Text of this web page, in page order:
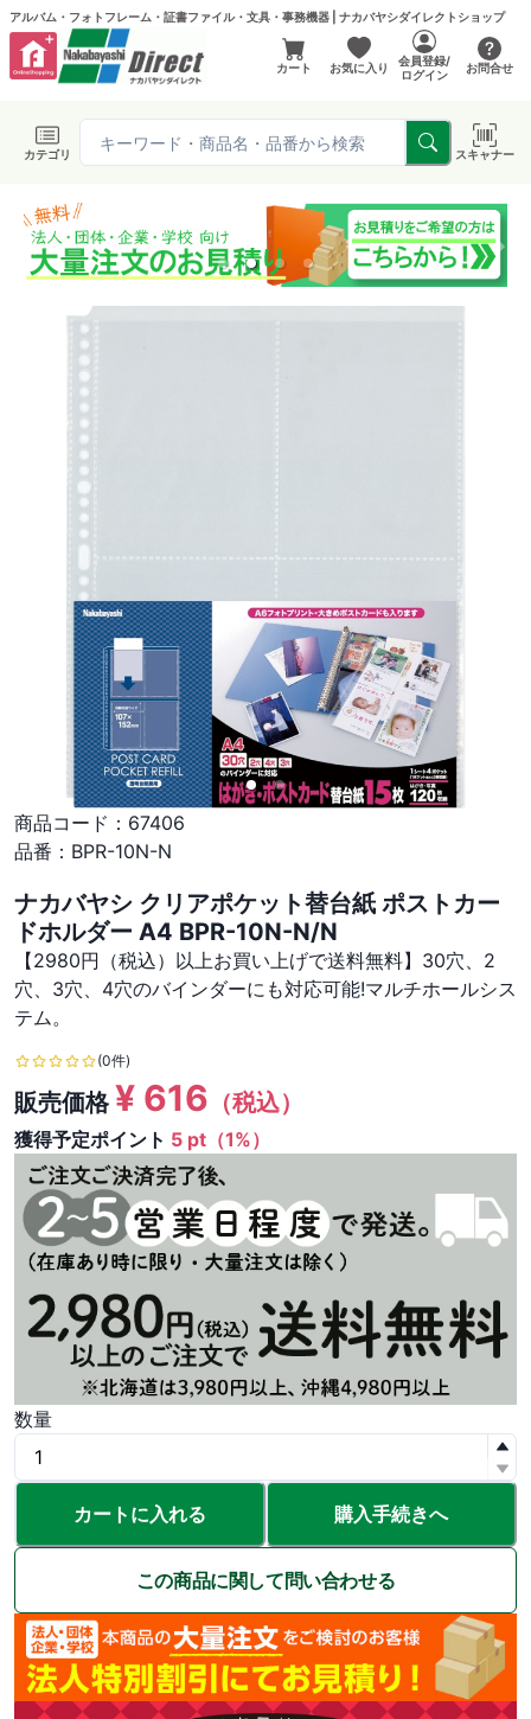
アルバム・フォトフレーム・証書ファイル・文具・事務機器 | ナカバヤシダイレクトショップ
カート お気に入り
会員登録/
ログイン
お問合せ
カテゴリ スキャナー
商品コード： 67406
品番： BPR-10N-N
ナカバヤシ クリアポケット替台紙 ポストカー
ドホルダー A4 BPR-10N-N/N
【2980円（税込）以上お買い上げで送料無料】30穴、2
穴、3穴、4穴のバインダーにも対応可能!マルチホールシス
テム。
(0件)
販売価格¥ 616 （税込）
獲得予定ポイント 5 pt（1%）
数量
カートに入れる 購入手続きへ
この商品に関して問い合わせる